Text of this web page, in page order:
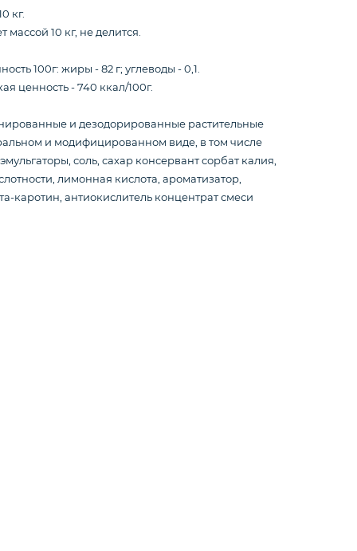
кг.
массой 10 кг, не делится.
100г: жиры - 82 г; углеводы - 0,1.
ценность - 740 ккал/100г.
и дезодорированные растительные
и модифицированном виде, в том числе
соль, сахар консервант сорбат калия,
лимонная кислота, ароматизатор,
каротин, антиокислитель концентрат смеси